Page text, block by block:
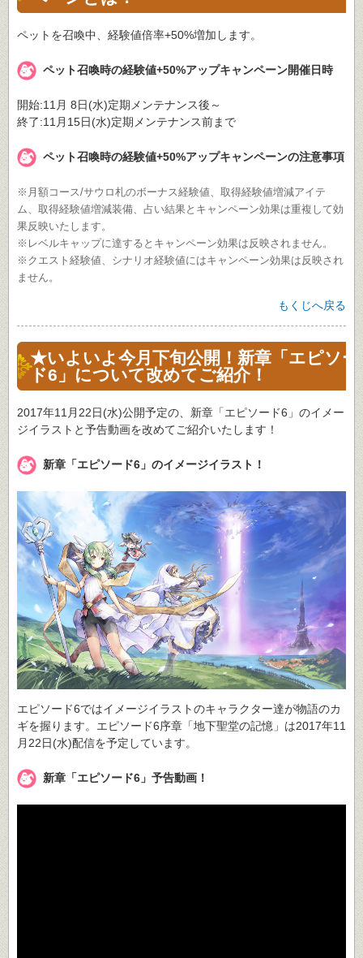
ペットを召喚中、経験値倍率+50%増加します。
ペット召喚時の経験値+50%アップキャンペーン開催日時
開始:11月 8日(水)定期メンテナンス後～
終了:11月15日(水)定期メンテナンス前まで
ペット召喚時の経験値+50%アップキャンペーンの注意事項
※月額コース/サウロ札のボーナス経験値、取得経験値増減アイテ
ム、取得経験値増減装備、占い結果とキャンペーン効果は重複して効
果反映いたします。
※レベルキャップに達するとキャンペーン効果は反映されません。
※クエスト経験値、シナリオ経験値にはキャンペーン効果は反映され
ません。
もくじへ戻る
★いよいよ今月下旬公開！新章「エピソー
ド6」について改めてご紹介！
2017年11月22日(水)公開予定の、新章「エピソード6」のイメー
ジイラストと予告動画を改めてご紹介いたします！
新章「エピソード6」のイメージイラスト！
エピソード6ではイメージイラストのキャラクター達が物語のカ
ギを握ります。エピソード6序章「地下聖堂の記憶」は2017年11
月22日(水)配信を予定しています。
新章「エピソード6」予告動画！